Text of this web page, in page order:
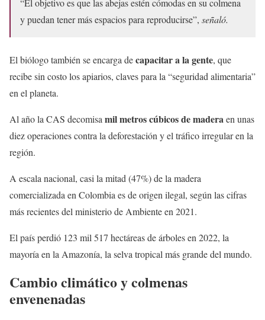
y puedan tener más espacios para reproducirse”, señaló.
El biólogo también se encarga decapacitar a la gente, que
recibe sin costo los apiarios, claves para la “seguridad alimentaria”
en el planeta.
Al año la CAS decomisa mil metros cúbicos de madera en unas
diez operaciones contra la deforestación y el tráfico irregular en la
región.
A escala nacional, casi la mitad (47%) de la madera
comercializada en Colombia es de origen ilegal, según las cifras
más recientes del ministerio de Ambiente en 2021.
El país perdió 123 mil 517 hectáreas de árboles en 2022, la
mayoría en la Amazonía, la selva tropical más grande del mundo.
Cambio climático y colmenas
envenenadas